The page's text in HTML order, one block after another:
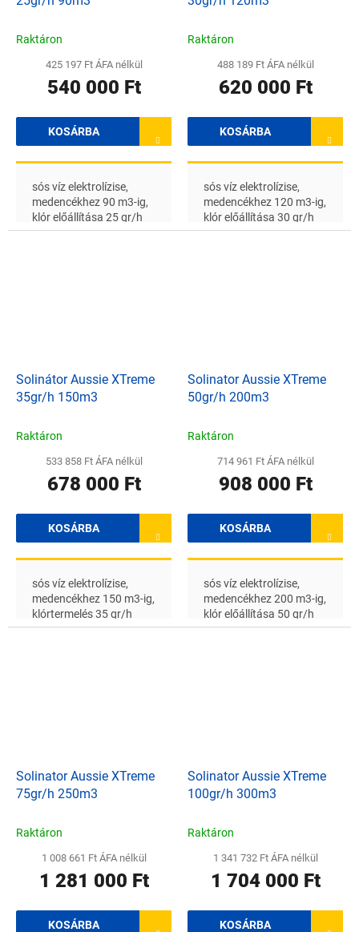
Raktáron
425 197 Ft ÁFA nélkül
540 000 Ft
KOSÁRBA
sós víz elektrolízise,
medencékhez 90 m3-ig,
klór előállítása 25 gr/h
Raktáron
488 189 Ft ÁFA nélkül
620 000 Ft
KOSÁRBA
sós víz elektrolízise,
medencékhez 120 m3-ig,
klór előállítása 30 gr/h
Solinátor Aussie XTreme
35gr/h 150m3
Raktáron
533 858 Ft ÁFA nélkül
678 000 Ft
KOSÁRBA
sós víz elektrolízise,
medencékhez 150 m3-ig,
klórtermelés 35 gr/h
Solinator Aussie XTreme
50gr/h 200m3
Raktáron
714 961 Ft ÁFA nélkül
908 000 Ft
KOSÁRBA
sós víz elektrolízise,
medencékhez 200 m3-ig,
klór előállítása 50 gr/h
Solinator Aussie XTreme
75gr/h 250m3
Raktáron
1 008 661 Ft ÁFA nélkül
1 281 000 Ft
KOSÁRBA
Solinator Aussie XTreme
100gr/h 300m3
Raktáron
1 341 732 Ft ÁFA nélkül
1 704 000 Ft
KOSÁRBA